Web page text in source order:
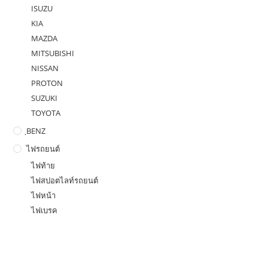
ISUZU
KIA
MAZDA
MITSUBISHI
NISSAN
PROTON
SUZUKI
TOYOTA
ฺBENZ
ไฟรถยนต์
ไฟท้าย
ไฟสปอตไลท์รถยนต์
ไฟหน้า
ไฟเบรค